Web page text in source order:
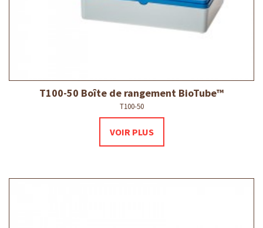
T100-50 Boîte de rangement BioTube™
T100-50
VOIR PLUS